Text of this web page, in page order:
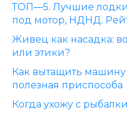
ТОП—5. Лучшие
под мотор, НДНД.
Живец как насадка:
или этики?
Как вытащить машину
полезная приспособа
Когда ухожу с рыбалки,